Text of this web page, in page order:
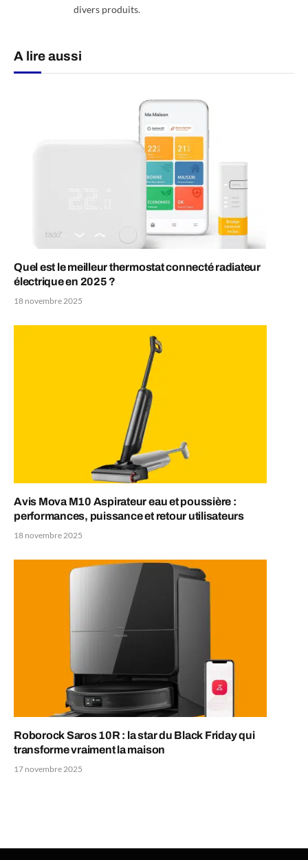
divers produits.
A lire aussi
Quel est le meilleur thermostat connecté radiateur
électrique en 2025 ?
18 novembre 2025
Avis Mova M10 Aspirateur eau et poussière :
performances, puissance et retour utilisateurs
18 novembre 2025
Roborock Saros 10R : la star du Black Friday qui
transforme vraiment la maison
17 novembre 2025